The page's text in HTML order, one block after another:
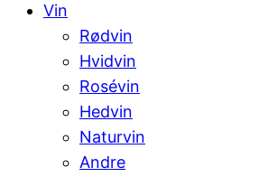
Vin
Rødvin
Hvidvin
Rosévin
Hedvin
Naturvin
Andre